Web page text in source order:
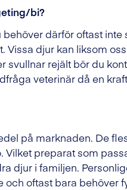
bi?
därför oftast inte
Vissa djur kan liksom
rejält bör du
veterinär då en
på marknaden. De
preparat som
djur i familjen.
oftast bara behöver